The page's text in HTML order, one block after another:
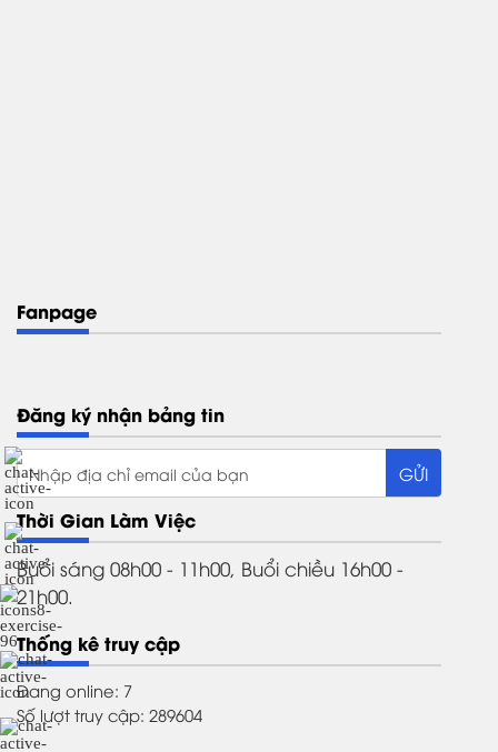
Fanpage
Đăng ký nhận bảng tin
Thời Gian Làm Việc
Buổi sáng 08h00 - 11h00, Buổi chiều 16h00 -
21h00.
Thống kê truy cập
Đang online: 7
Số lượt truy cập: 289604